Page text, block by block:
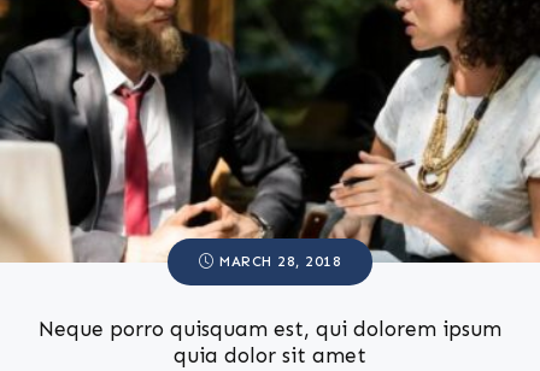
MARCH 28, 2018
Neque porro quisquam est, qui dolorem ipsum
quia dolor sit amet